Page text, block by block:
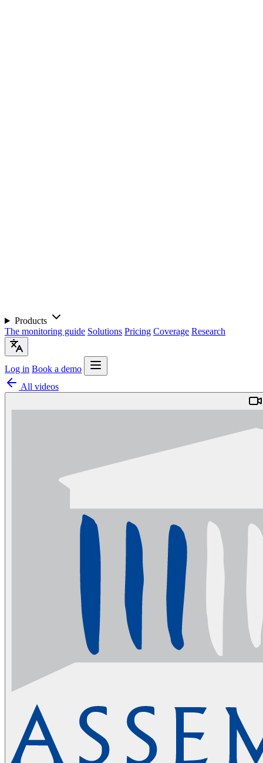
Products
The monitoring guide Solutions Pricing Coverage Research
Log in Book a demo
All videos